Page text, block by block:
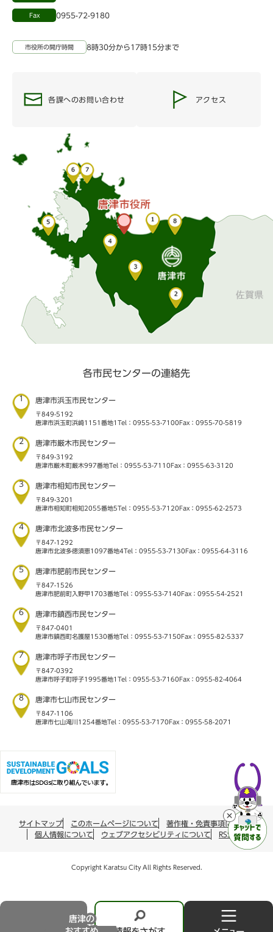
情
Fax 0955-72-9180
市役所の開庁時間 8時30分から17時15分まで
各課へのお問い合わせ アクセス
各市民センターの連絡先
1 唐津市浜玉市民センター
〒849-5192
唐津市浜玉町浜崎1151番地1 Tel：0955-53-7100 Fax：0955-70-5819
2 唐津市厳木市民センター
〒849-3192
唐津市厳木町厳木997番地Tel：0955-53-7110 Fax：0955-63-3120
3 唐津市相知市民センター
〒849-3201
唐津市相知町相知2055番地5Tel：0955-53-7120 Fax：0955-62-2573
4 唐津市北波多市民センター
〒847-1292
唐津市北波多徳須恵1097番地4Tel：0955-53-7130 Fax：0955-64-3116
5 唐津市肥前市民センター
〒847-1526
唐津市肥前町入野甲1703番地Tel：0955-53-7140 Fax：0955-54-2521
6 唐津市鎮西市民センター
〒847-0401
唐津市鎮西町名護屋1530番地Tel：0955-53-7150 Fax：0955-82-5337
7 唐津市呼子市民センター
〒847-0392
唐津市呼子町呼子1995番地1 Tel：0955-53-7160 Fax：0955-82-4064
8 唐津市七山市民センター
〒847-1106
唐津市七山滝川1254番地Tel：0955-53-7170 Fax：0955-58-2071
サイトマップ このホームページについて
著作権・免責事項について
個人情報について
ウェブアクセシビリティについて RSS配信
Copyright Karatsu City All Rights Reserved.